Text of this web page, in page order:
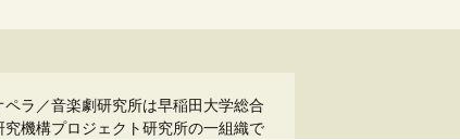
究ハンドブック』
ペラ／音楽劇研究所は早稲田大学総合
究機構プロジェクト研究所の一組織で